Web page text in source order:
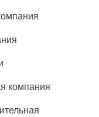
компания